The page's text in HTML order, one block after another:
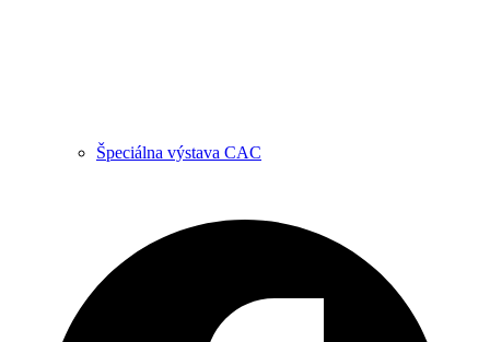
Špeciálna výstava CAC